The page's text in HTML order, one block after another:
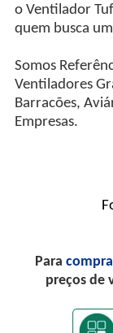
o Ventilador
quem busca
Somos
Ventiladores
Barracões,
Empresas.
Para
preços de